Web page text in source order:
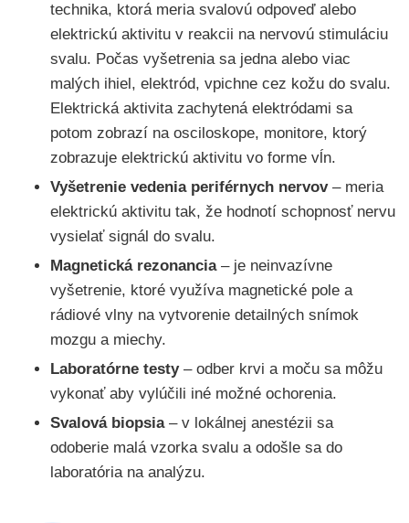
technika, ktorá meria svalovú odpoveď alebo
elektrickú aktivitu v reakcii na nervovú stimuláciu
svalu. Počas vyšetrenia sa jedna alebo viac
malých ihiel, elektród, vpichne cez kožu do svalu.
Elektrická aktivita zachytená elektródami sa
potom zobrazí na osciloskope, monitore, ktorý
zobrazuje elektrickú aktivitu vo forme vĺn.
Vyšetrenie vedenia periférnych nervov– meria
elektrickú aktivitu tak, že hodnotí schopnosť nervu
vysielať signál do svalu.
Magnetická rezonancia– je neinvazívne
vyšetrenie, ktoré využíva magnetické pole a
rádiové vlny na vytvorenie detailných snímok
mozgu a miechy.
Laboratórne testy– odber krvi a moču sa môžu
vykonať aby vylúčili iné možné ochorenia.
Svalová biopsia– v lokálnej anestézii sa
odoberie malá vzorka svalu a odošle sa do
laboratória na analýzu.